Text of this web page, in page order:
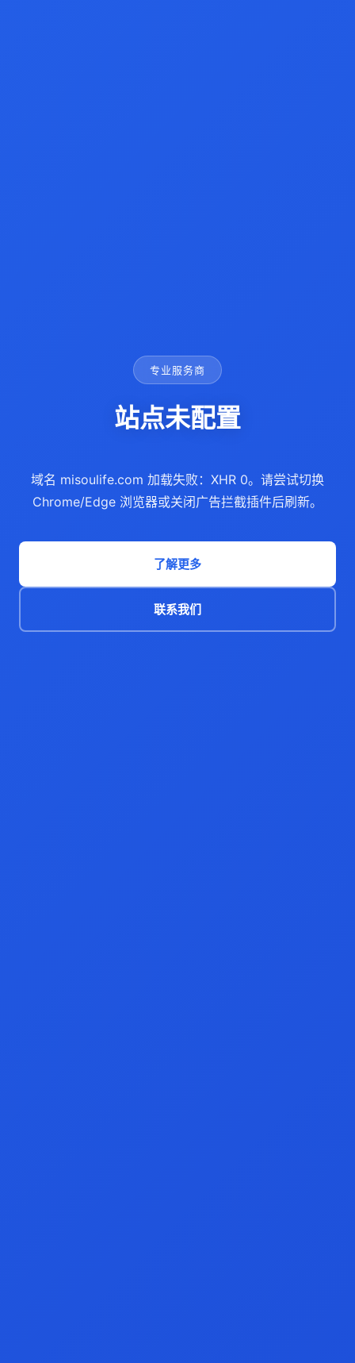
专业服务商
站点未配置
域名 misoulife.com 加载失败：XHR 0。请尝试切换
Chrome/Edge 浏览器或关闭广告拦截插件后刷新。
了解更多
联系我们